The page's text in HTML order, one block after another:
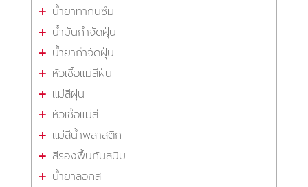
น้ำยาทากันซึม
น้ำมันกำจัดฝุ่น
น้ำยากำจัดฝุ่น
หัวเชื้อแม่สีฝุ่น
แม่สีฝุ่น
หัวเชื้อแม่สี
แม่สีน้ำพลาสติก
สีรองพื้นกันสนิม
น้ำยาลอกสี